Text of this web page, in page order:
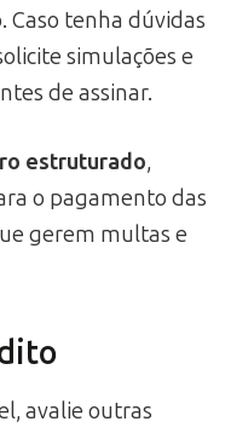
tenha dúvidas
simulações e
de assinar.
estruturado,
o pagamento das
gerem multas e
avalie outras